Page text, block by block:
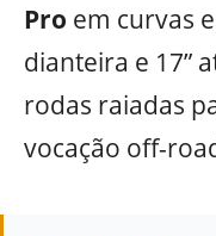
Pro em curvas
dianteira e 17”
rodas raiadas
vocação off-